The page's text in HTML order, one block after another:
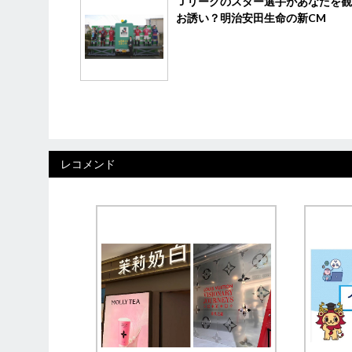
お誘い？明治安田生命の新CM
レコメンド